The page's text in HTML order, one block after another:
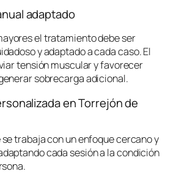
adaptado
el tratamiento debe ser
y adaptado a cada caso. El
tensión muscular y favorecer
sobrecarga adicional.
en Torrejón de
se trabaja con un enfoque cercano y
cada sesión a la condición